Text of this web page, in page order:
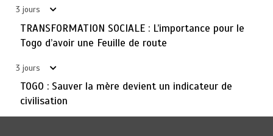
3 jours
TRANSFORMATION SOCIALE : L’importance pour le
Togo d’avoir une Feuille de route
3 jours
TOGO : Sauver la mère devient un indicateur de
civilisation
RECHERCHE ET INNOVATION: Le Togo ouvre la voie pour
l’enracinement du génie génétique et de la
tourisme